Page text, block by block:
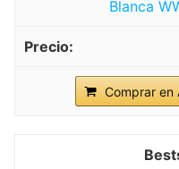
Blanca
Comprar en